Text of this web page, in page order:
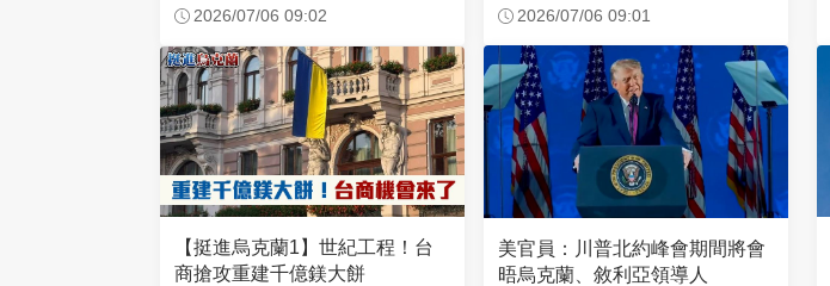
2026/07/06 09:02 2026/07/06 09:01
【挺進烏克蘭1】世紀工程！台
商搶攻重建千億鎂大餅
美官員：川普北約峰會期間將會
晤烏克蘭、敘利亞領導人